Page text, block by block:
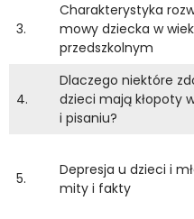
3.
Charakterystyka
mowy dziecka w
przedszkolnym
4.
Dlaczego niektóre
dzieci mają kłopoty
i pisaniu?
5.
Depresja u dzieci i
mity i fakty